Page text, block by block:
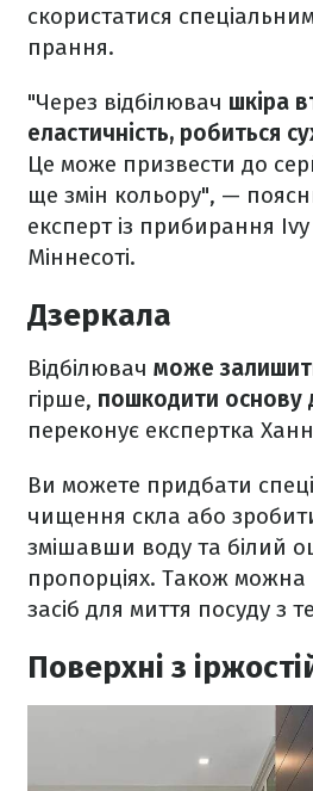
скористатися
прання.
"Через відбілювач шкіра
еластичність, робиться
Це може призвести до
ще змін кольору", —
експерт із прибирання
Міннесоті.
Дзеркала
Відбілювач може
гірше, пошкодити основу
переконує експертка
Ви можете придбати
чищення скла або
змішавши воду та білий
пропорціях. Також можна
засіб для миття посуду з
Поверхні з